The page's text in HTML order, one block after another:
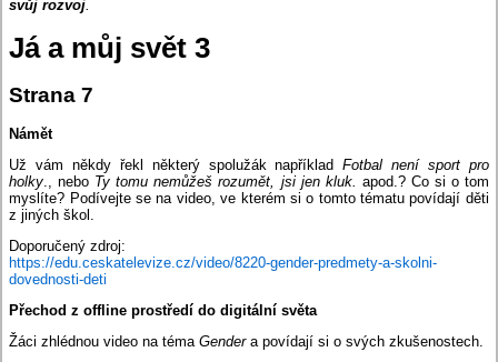
svůj rozvoj.
Já a můj svět 3
Strana 7
Námět
Už vám někdy řekl některý spolužák napříkladFotbal není sport pro
holky., nebo Ty tomu nemůžeš rozumět, jsi jen kluk. apod.? Co si o tom
myslíte? Podívejte se na video, ve kterém si o tomto tématu povídají děti
z jiných škol.
Doporučený zdroj:
https://edu.ceskatelevize.cz/video/8220-gender-predmety-a-skolni-
dovednosti-deti
Přechod z offline prostředí do digitální světa
Žáci zhlédnou video na témaGendera povídají si o svých zkušenostech.